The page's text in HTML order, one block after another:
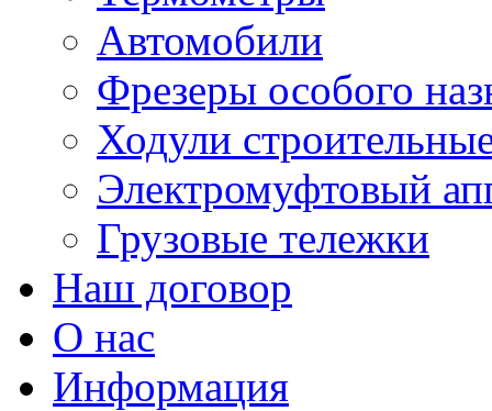
Автомобили
Фрезеры особого
Ходули
Электромуфтовый
Грузовые тележки
Наш договор
О нас
Информация